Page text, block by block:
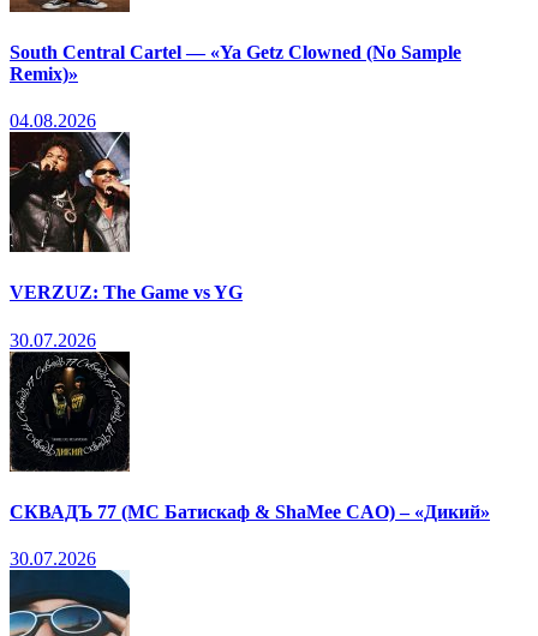
South Central Cartel — «Ya Getz Clowned (No Sample
Remix)»
04.08.2026
VERZUZ: The Game vs YG
30.07.2026
СКВАДЪ 77 (МС Батискаф & ShaMee CAO) – «Дикий»
30.07.2026